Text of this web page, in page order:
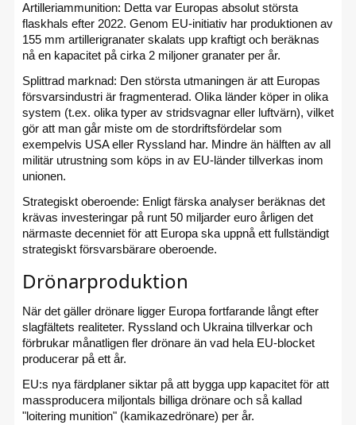
Artilleriammunition: Detta var Europas absolut största
flaskhals efter 2022. Genom EU-initiativ har produktionen av
155 mm artillerigranater skalats upp kraftigt och beräknas
nå en kapacitet på cirka 2 miljoner granater per år.
Splittrad marknad: Den största utmaningen är att Europas
försvarsindustri är fragmenterad. Olika länder köper in olika
system (t.ex. olika typer av stridsvagnar eller luftvärn), vilket
gör att man går miste om de stordriftsfördelar som
exempelvis USA eller Ryssland har. Mindre än hälften av all
militär utrustning som köps in av EU-länder tillverkas inom
unionen.
Strategiskt oberoende: Enligt färska analyser beräknas det
krävas investeringar på runt 50 miljarder euro årligen det
närmaste decenniet för att Europa ska uppnå ett fullständigt
strategiskt försvarsbärare oberoende.
Drönarproduktion
När det gäller drönare ligger Europa fortfarande långt efter
slagfältets realiteter. Ryssland och Ukraina tillverkar och
förbrukar månatligen fler drönare än vad hela EU-blocket
producerar på ett år.
EU:s nya färdplaner siktar på att bygga upp kapacitet för att
massproducera miljontals billiga drönare och så kallad
"loitering munition" (kamikazedrönare) per år.